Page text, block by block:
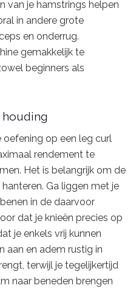
van je hamstrings helpen
in andere grote
en onderrug.
gemakkelijk te
beginners als
houding
op een leg curl
rendement te
Het is belangrijk om de
Ga liggen met je
in de daarvoor
dat je knieën precies op
je enkels vrij kunnen
aan en adem rustig in
terwijl je tegelijkertijd
naar beneden brengen